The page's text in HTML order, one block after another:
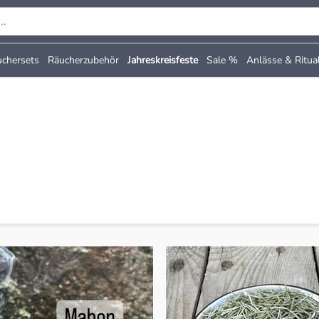
Räucherzubehör Jahreskreisfeste Sale % Anlässe &